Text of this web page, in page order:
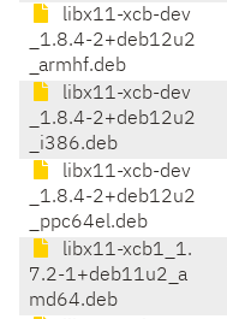
libx11-xcb-dev
_1.8.4-2+deb12u2
_armhf.deb
libx11-xcb-dev
_1.8.4-2+deb12u2
_i386.deb
libx11-xcb-dev
_1.8.4-2+deb12u2
_ppc64el.deb
libx11-xcb1_1.
7.2-1+deb11u2_a
md64.deb